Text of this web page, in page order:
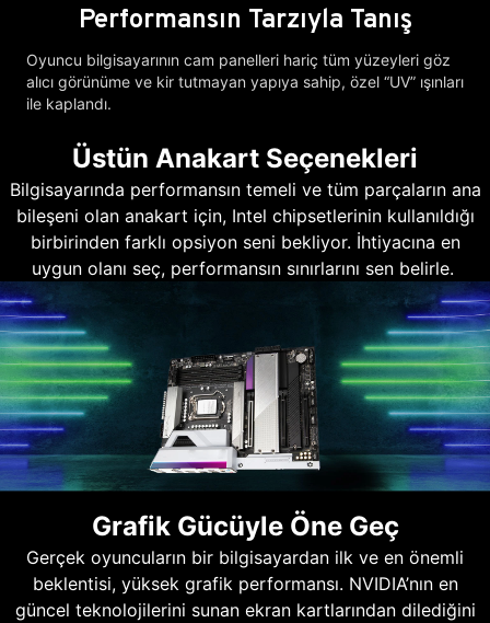
Performansın Tarzıyla Tanış
Oyuncu bilgisayarının cam panelleri hariç tüm yüzeyleri göz
alıcı görünüme ve kir tutmayan yapıya sahip, özel “UV” ışınları
ile kaplandı.
Üstün Anakart Seçenekleri
Bilgisayarında performansın temeli ve tüm parçaların ana
bileşeni olan anakart için, Intel chipsetlerinin kullanıldığı
birbirinden farklı opsiyon seni bekliyor. İhtiyacına en
uygun olanı seç, performansın sınırlarını sen belirle.
Grafik Gücüyle Öne Geç
Gerçek oyuncuların bir bilgisayardan ilk ve en önemli
beklentisi, yüksek grafik performansı. NVIDIA’nın en
güncel teknolojilerini sunan ekran kartlarından dilediğini